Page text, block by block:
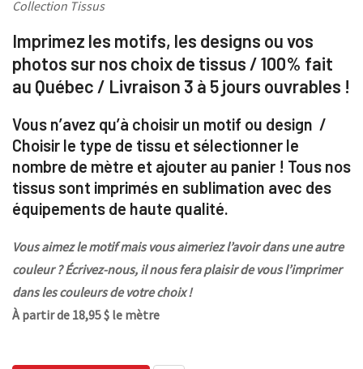
Collection Tissus
Imprimez les motifs, les designs ou vos
photos sur nos choix de tissus / 100% fait
au Québec / Livraison 3 à 5 jours ouvrables !
Vous n’avez qu’à choisir un motif ou design /
Choisir le type de tissu et sélectionner le
nombre de mètre et ajouter au panier ! Tous nos
tissus sont imprimés en sublimation avec des
équipements de haute qualité.
Vous aimez le motif mais vous aimeriez l’avoir dans une autre
couleur ? Écrivez-nous, il nous fera plaisir de vous l’imprimer
dans les couleurs de votre choix !
À partir de 18,95 $ le mètre